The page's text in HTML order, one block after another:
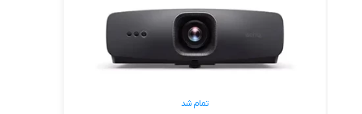
تمام شد